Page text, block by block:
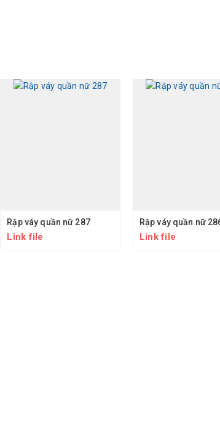
Rập váy quần nữ 287
Link file
Rập váy quần nữ
Link file